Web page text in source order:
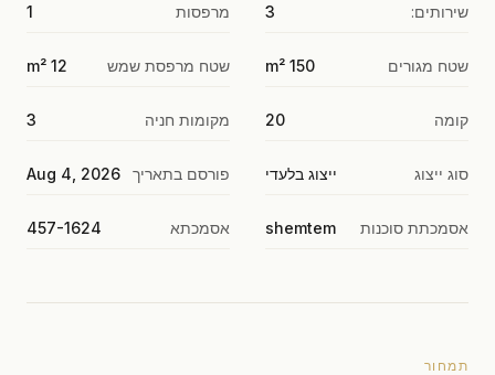
שירותים: 3 מרפסות 1
שטח מגורים 150 m² שטח מרפסת שמש 12 m²
קומה 20 מקומות חניה 3
סוג ייצוג ייצוג בלעדי פורסם בתאריך Aug 4, 2026
אסמכתת סוכנות shemtem אסמכתא 457-1624
תמחור